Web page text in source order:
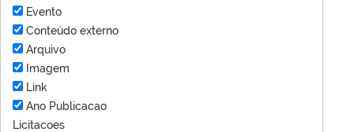
Evento
Conteúdo externo
Arquivo
Imagem
Link
Ano Publicacao
Licitacoes